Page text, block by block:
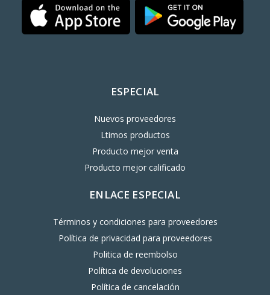
ESPECIAL
Nuevos proveedores
Ltimos productos
Producto mejor venta
Producto mejor calificado
ENLACE ESPECIAL
Términos y condiciones para proveedores
Política de privacidad para proveedores
Politica de reembolso
Política de devoluciones
Política de cancelación